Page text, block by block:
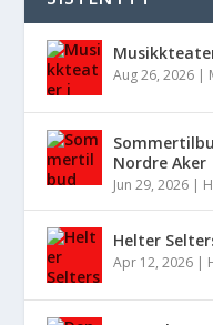
Aug 26, 2026 |
Nordre Aker
Jun 29, 2026 |
Helter
Apr 12, 2026 |